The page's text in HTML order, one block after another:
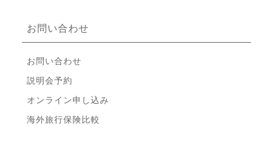
お問い合わせ
お問い合わせ
説明会予約
オンライン申し込み
海外旅行保険比較